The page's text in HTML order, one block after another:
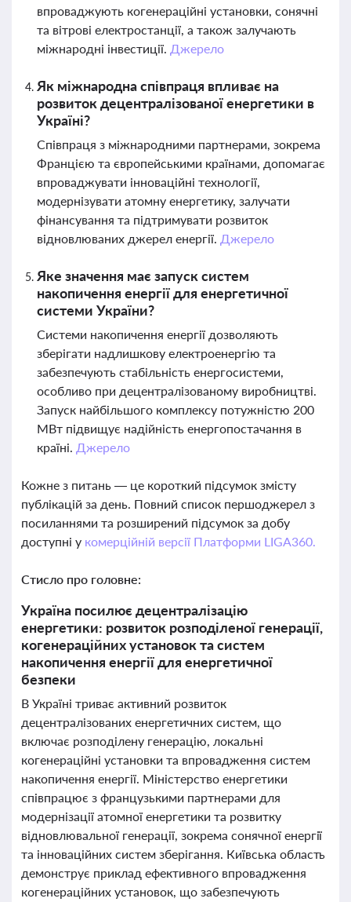
впроваджують когенераційні установки, сонячні
та вітрові електростанції, а також залучають
міжнародні інвестиції. Джерело
Як міжнародна співпраця впливає на
розвиток децентралізованої енергетики в
Україні?
Співпраця з міжнародними партнерами, зокрема
Францією та європейськими країнами, допомагає
впроваджувати інноваційні технології,
модернізувати атомну енергетику, залучати
фінансування та підтримувати розвиток
відновлюваних джерел енергії. Джерело
Яке значення має запуск систем
накопичення енергії для енергетичної
системи України?
Системи накопичення енергії дозволяють
зберігати надлишкову електроенергію та
забезпечують стабільність енергосистеми,
особливо при децентралізованому виробництві.
Запуск найбільшого комплексу потужністю 200
МВт підвищує надійність енергопостачання в
країні. Джерело
Кожне з питань — це короткий підсумок змісту
публікацій за день. Повний список першоджерел з
посиланнями та розширений підсумок за добу
доступні у комерційній версії Платформи LIGA360.
Стисло про головне:
Україна посилює децентралізацію
енергетики: розвиток розподіленої генерації,
когенераційних установок та систем
накопичення енергії для енергетичної
безпеки
В Україні триває активний розвиток
децентралізованих енергетичних систем, що
включає розподілену генерацію, локальні
когенераційні установки та впровадження систем
накопичення енергії. Міністерство енергетики
співпрацює з французькими партнерами для
модернізації атомної енергетики та розвитку
відновлювальної генерації, зокрема сонячної енергії
та інноваційних систем зберігання. Київська область
демонструє приклад ефективного впровадження
когенераційних установок, що забезпечують